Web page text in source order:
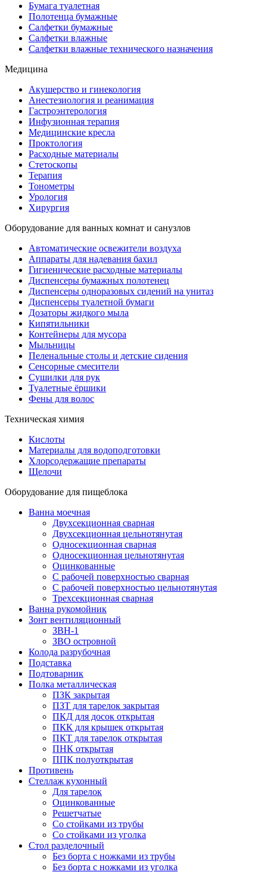
Бумага туалетная
Полотенца бумажные
Салфетки бумажные
Салфетки влажные
Салфетки влажные технического назначения
Медицина
Акушерство и гинекология
Анестезиология и реанимация
Гастроэнтерология
Инфузионная терапия
Медицинские кресла
Проктология
Расходные материалы
Стетоскопы
Терапия
Тонометры
Урология
Хирургия
Оборудование для ванных комнат и санузлов
Автоматические освежители воздуха
Аппараты для надевания бахил
Гигиенические расходные материалы
Диспенсеры бумажных полотенец
Диспенсеры одноразовых сидений на унитаз
Диспенсеры туалетной бумаги
Дозаторы жидкого мыла
Кипятильники
Контейнеры для мусора
Мыльницы
Пеленальные столы и детские сидения
Сенсорные смесители
Сушилки для рук
Туалетные ёршики
Фены для волос
Техническая химия
Кислоты
Материалы для водоподготовки
Хлорсодержащие препараты
Щелочи
Оборудование для пищеблока
Ванна моечная
Двухсекционная сварная
Двухсекционная цельнотянутая
Односекционная сварная
Односекционная цельнотянутая
Оцинкованные
С рабочей поверхностью сварная
С рабочей поверхностью цельнотянутая
Трехсекционная сварная
Ванна рукомойник
Зонт вентиляционный
ЗВН-1
ЗВО островной
Колода разрубочная
Подставка
Подтоварник
Полка металлическая
ПЗК закрытая
ПЗТ для тарелок закрытая
ПКД для досок открытая
ПКК для крышек открытая
ПКТ для тарелок открытая
ПНК открытая
ППК полуоткрытая
Противень
Стеллаж кухонный
Для тарелок
Оцинкованные
Решетчатые
Со стойками из трубы
Со стойками из уголка
Стол разделочный
Без борта с ножками из трубы
Без борта с ножками из уголка